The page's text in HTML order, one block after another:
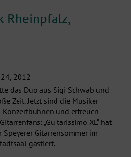
Rheinpfalz,
2012
das Duo aus Sigi Schwab und
Zeit. Jetzt sind die Musiker
und erfreuen –
„Guitarissimo XL“ hat
Gitarrensommer im
gastiert.